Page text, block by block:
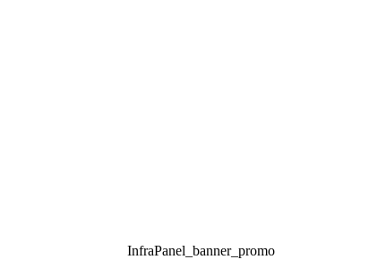
InfraPanel_banner_promo